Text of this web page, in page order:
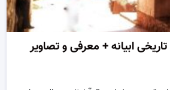
ابیانه + معرفی و تصاویر